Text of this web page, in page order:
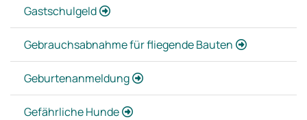
Gastschulgeld
Gebrauchsabnahme für fliegende Bauten
Geburtenanmeldung
Gefährliche Hunde